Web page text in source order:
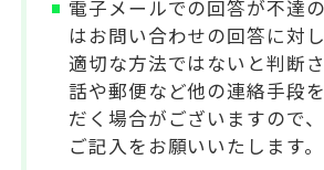
電子メールでの回答が不達
はお問い合わせの回答に対
適切な方法ではないと判断
話や郵便など他の連絡手段
だく場合がございますので
ご記入をお願いいたします。